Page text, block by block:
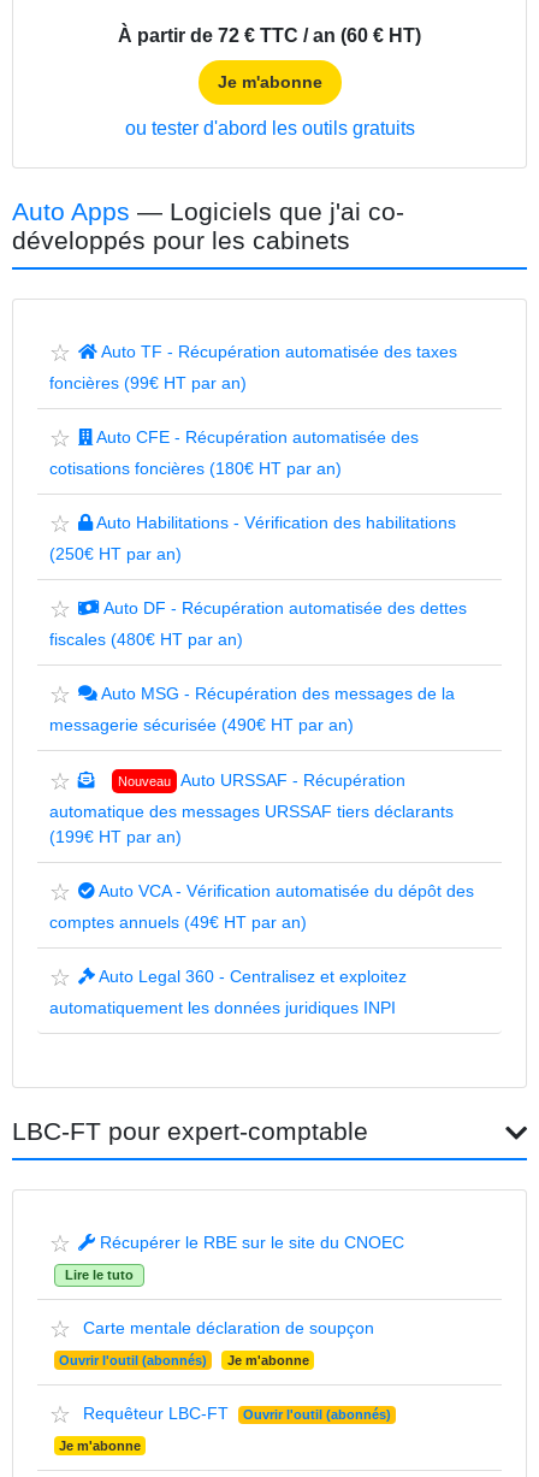
À partir de 72 € TTC / an (60 € HT)
Je m'abonne
ou tester d'abord les outils gratuits
Auto Apps — Logiciels que j'ai co-
développés pour les cabinets
☆
Auto TF - Récupération automatisée des taxes
foncières (99€ HT par an)
☆
Auto CFE - Récupération automatisée des
cotisations foncières (180€ HT par an)
☆
Auto Habilitations - Vérification des habilitations
(250€ HT par an)
☆
Auto DF - Récupération automatisée des dettes
fiscales (480€ HT par an)
☆
Auto MSG - Récupération des messages de la
messagerie sécurisée (490€ HT par an)
☆ Nouveau
Auto URSSAF - Récupération
automatique des messages URSSAF tiers déclarants
(199€ HT par an)
☆
Auto VCA - Vérification automatisée du dépôt des
comptes annuels (49€ HT par an)
☆
Auto Legal 360 - Centralisez et exploitez
automatiquement les données juridiques INPI
LBC-FT pour expert-comptable
☆ Récupérer le RBE sur le site du CNOEC
Lire le tuto
☆ Carte mentale déclaration de soupçon
Ouvrir l'outil (abonnés) Je m'abonne
☆ Requêteur LBC-FT Ouvrir l'outil (abonnés)
Je m'abonne